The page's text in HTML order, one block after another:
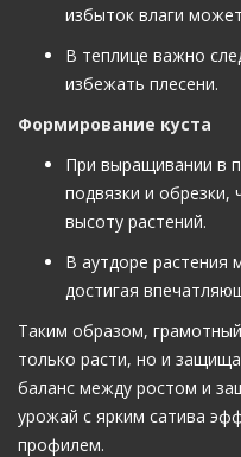
избыток влаги
В теплице важно
избежать плесени.
Формирование куста
При выращивании в
подвязки и обрезки,
высоту растений.
В аутдоре растения
достигая
Таким образом,
только расти, но и
баланс между ростом и
урожай с ярким сатива
профилем.